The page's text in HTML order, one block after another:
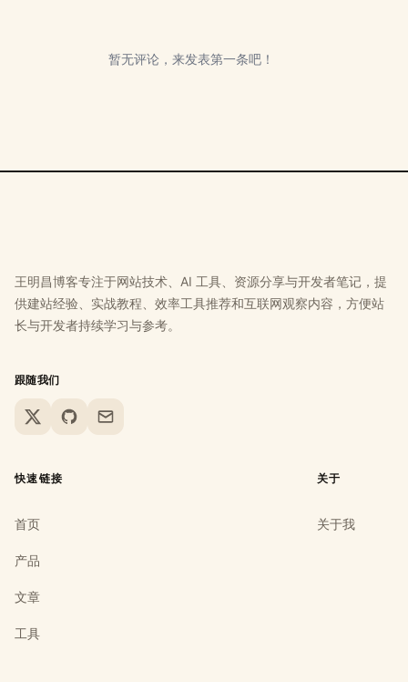
暂无评论，来发表第一条吧！
王明昌博客专注于网站技术、AI 工具、资源分享与开发者笔记，提
供建站经验、实战教程、效率工具推荐和互联网观察内容，方便站
长与开发者持续学习与参考。
跟随我们
X GitHubEmail
快速链接
首页
产品
文章
工具
关于
关于我